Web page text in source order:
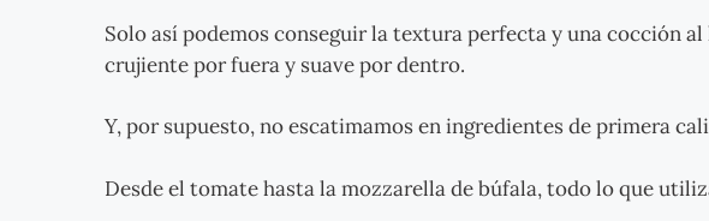
Solo así podemos conseguir la textura perfecta y una cocción al
crujiente por fuera y suave por dentro.
Y, por supuesto, no escatimamos en ingredientes de primera
Desde el tomate hasta la mozzarella de búfala, todo lo que